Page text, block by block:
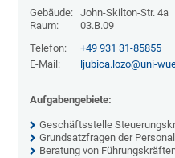
Gebäude: John-Skilton-Str. 4a
Raum:
03.B.09
Telefon:
+49 931 31-85855
E-Mail:
ljubica.lozo@uni-
Aufgabengebiete:
Geschäftsstelle
Grundsatzfragen der
Beratung von